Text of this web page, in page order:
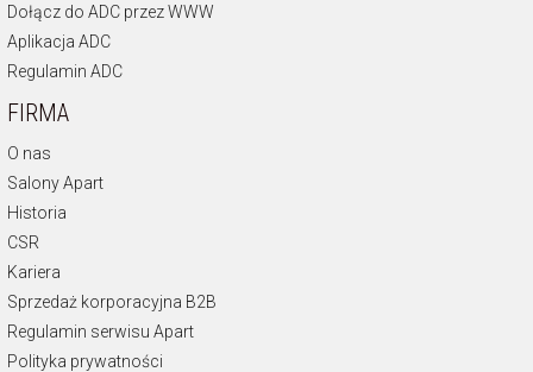
Dołącz do ADC przez WWW
Aplikacja ADC
Regulamin ADC
FIRMA
O nas
Salony Apart
Historia
CSR
Kariera
Sprzedaż korporacyjna B2B
Regulamin serwisu Apart
Polityka prywatności